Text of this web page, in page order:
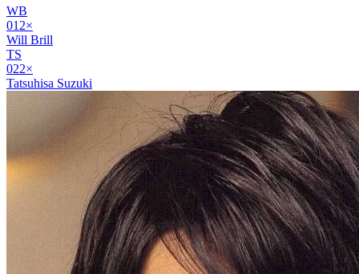
WB
01 2×
Will Brill
TS
022×
Tatsuhisa Suzuki